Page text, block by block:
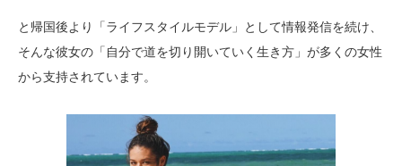
と帰国後より「ライフスタイルモデル」として情報発信を続け、
そんな彼女の「自分で道を切り開いていく生き方」が多くの女性
から支持されています。